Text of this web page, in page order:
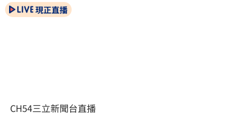
現正直播
CH54三立新聞台直播